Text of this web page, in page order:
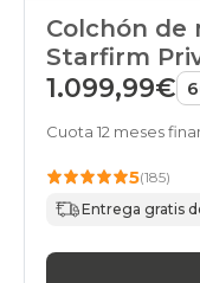
Colchón de
Starfirm
1.099,99€
Cuota 12 meses
5(185)
Entrega gratis